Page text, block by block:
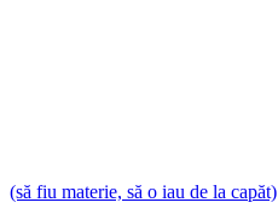
(să fiu materie, să o iau de la capăt)